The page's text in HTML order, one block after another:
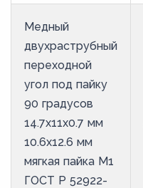
Медный
двухраструбный
переходной
угол под пайку
90 градусов
14.7х11х0.7 мм
10.6х12.6 мм
мягкая пайка М1
ГОСТ Р 52922-